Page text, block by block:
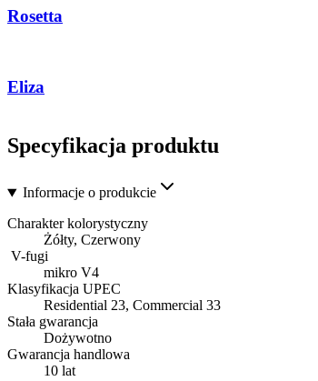
Rosetta
Eliza
Specyfikacja produktu
Informacje o produkcie
Charakter kolorystyczny
Żółty, Czerwony
V-fugi
mikro V4
Klasyfikacja UPEC
Residential 23, Commercial 33
Stała gwarancja
Dożywotno
Gwarancja handlowa
10 lat